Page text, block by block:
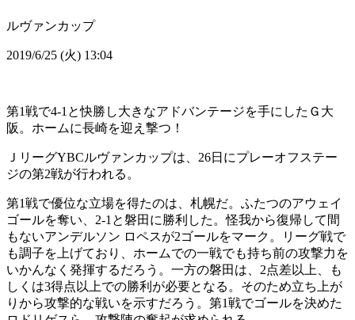
ルヴァンカップ
2019/6/25 (火) 13:04
第1戦で4-1と快勝し大きなアドバンテージを手にしたＧ大
阪。ホームに長崎を迎え撃つ！
ＪリーグYBCルヴァンカップは、26日にプレーオフステー
ジの第2戦が行われる。
第1戦で優位な立場を得たのは、札幌だ。ふたつのアウェイ
ゴールを奪い、2-1と磐田に勝利した。怪我から復帰して間
もないアンデルソン ロペスが2ゴールをマーク。リーグ戦で
も調子を上げており、ホームでの一戦でも持ち前の攻撃力を
いかんなく発揮するだろう。一方の磐田は、2点差以上、も
しくは3得点以上での勝利が必要となる。そのため立ち上が
りから攻撃的な戦いを示すだろう。第1戦でゴールを決めた